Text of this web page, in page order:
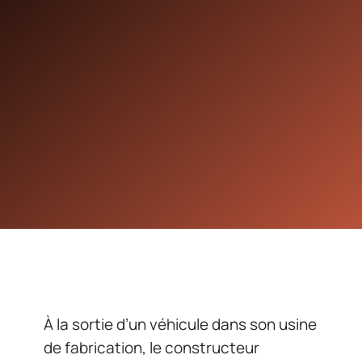
À la sortie d’un véhicule dans son usine
de fabrication, le constructeur